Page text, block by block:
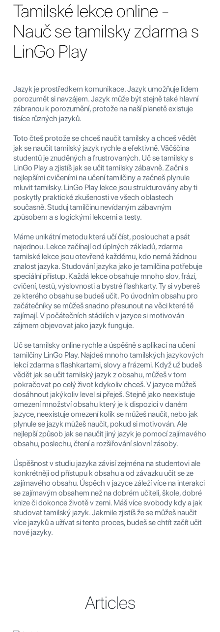
Tamilské lekce online -
Nauč se tamilsky zdarma s
LinGo Play
Jazyk je prostředkem komunikace. Jazyk umožňuje lidem
porozumět si navzájem. Jazyk může být stejně také hlavní
zábranou k porozumění, protože na naší planetě existuje
tisíce různých jazyků.
Toto čteš protože se chceš naučit tamilsky a chceš vědět
jak se naučit tamilský jazyk rychle a efektivně. Väčščina
studentů je znuděných a frustrovaných. Uč se tamilsky s
LinGo Play a zjistíš jak se učit tamilsky zábavně. Začni s
nejlepšími cvičeními na učení tamilčiny a začneš plynule
mluvit tamilsky. LinGo Play lekce jsou strukturovány aby ti
poskytly praktické zkušenosti ve všech oblastech
současně. Studuj tamilčinu nevídaným zábavným
způsobem a s logickými lekcemi a testy.
Máme unikátní metodu která učí číst, poslouchat a psát
najednou. Lekce začínají od úplných základů, zdarma
tamilské lekce jsou otevřené každému, kdo nemá žádnou
znalost jazyka. Studování jazyka jako je tamilčina potřebuje
speciální přístup. Každá lekce obsahuje mnoho slov, frází,
cvičení, testů, výslovnosti a bystré flashkarty. Ty si vybereš
ze kterého obsahu se budeš učit. Po úvodním obsahu pro
začátečníky se můžeš snadno přesunout na věci které tě
zajímají. V počátečních stádiích v jazyce si motivován
zájmem objevovat jako jazyk funguje.
Uč se tamilsky online rychle a úspěšně s aplikací na učení
tamilčiny LinGo Play. Najdeš mnoho tamilských jazykových
lekcí zdarma s flashkartami, slovy a frázemi. Když už budeš
vědět jak se učit tamilský jazyk z obsahu, můžeš v tom
pokračovat po celý život kdykoliv chceš. V jazyce můžeš
dosáhnout jakýkoliv level si přeješ. Stejně jako neexistuje
omezení množství obsahu který je k dispozici v daném
jazyce, neexistuje omezení kolik se můžeš naučit, nebo jak
plynule se jazyk můžeš naučit, pokud si motivován. Ale
nejlepší způsob jak se naučit jiný jazyk je pomocí zajímavého
obsahu, poslechu, čtení a rozšiřování slovní zásoby.
Úspěšnost v studiu jazyka závisí zejména na studentovi ale
konkrétněji od přístupu k obsahu a od závazku učit se ze
zajímavého obsahu. Úspěch v jazyce záleží více na interakci
se zajímavým obsahem než na dobrém učiteli, škole, dobré
knize či dokonce životě v zemi. Máš více svobody kdy a jak
studovat tamilský jazyk. Jakmile zjistíš že se můžeš naučit
více jazyků a užívat si tento proces, budeš se chtít začít učit
nové jazyky.
Articles